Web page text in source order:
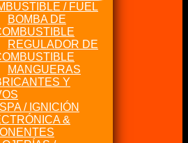
/ FUEL
BOMBA DE
REGULADOR DE
MANGUERAS
Y
/ IGNICIÓN
&